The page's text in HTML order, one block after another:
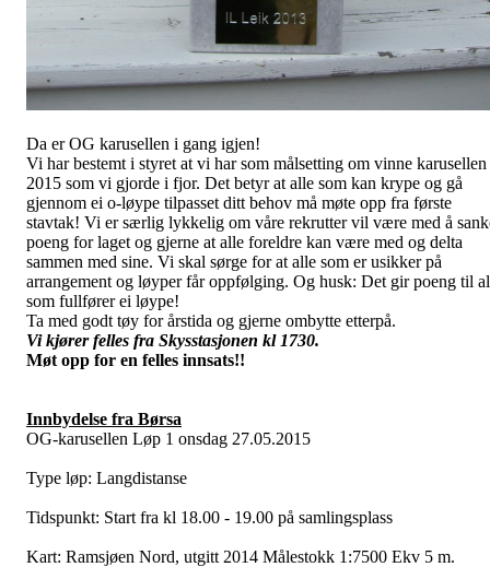
Da er OG karusellen i gang igjen!
Vi har bestemt i styret at vi har som målsetting om vinne
2015 som vi gjorde i fjor. Det betyr at alle som kan krype og gå
gjennom ei o-løype tilpasset ditt behov må møte opp fra første
stavtak! Vi er særlig lykkelig om våre rekrutter vil være med å
poeng for laget og gjerne at alle foreldre kan være med og delta
sammen med sine. Vi skal sørge for at alle som er usikker på
arrangement og løyper får oppfølging. Og husk: Det gir poeng til
som fullfører ei løype!
Ta med godt tøy for årstida og gjerne ombytte etterpå.
Vi kjører felles fra Skysstasjonen kl 1730.
Møt opp for en felles innsats!!
Innbydelse fra Børsa
OG-karusellen Løp 1 onsdag 27.05.2015
Type løp: Langdistanse
Tidspunkt: Start fra kl 18.00 - 19.00 på samlingsplass
Kart: Ramsjøen Nord, utgitt 2014 Målestokk 1:7500 Ekv 5 m.